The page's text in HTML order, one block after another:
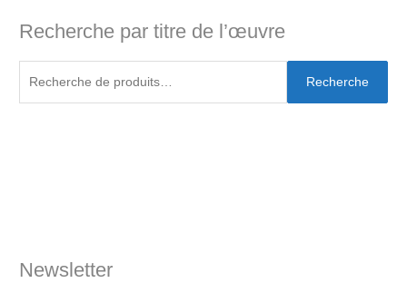
Recherche par titre de l’œuvre
Recherche
Newsletter